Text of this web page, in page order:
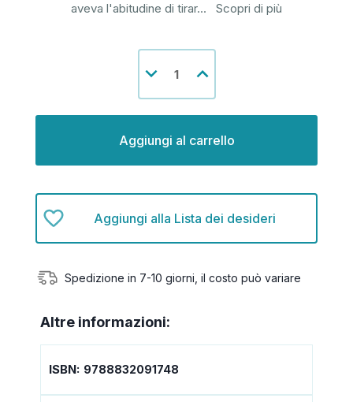
aveva l'abitudine di tirar... Scopri di più
Diminuisci
la
di
Aumenta
la
di
Aggiungi alla Lista dei desideri
Spedizione in 7-10 giorni, il costo può variare
Altre informazioni:
ISBN: 9788832091748